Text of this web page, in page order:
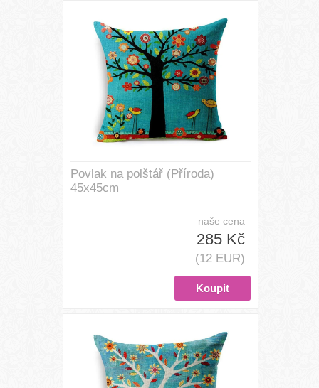
Povlak na polštář (Příroda)
45x45cm
naše cena
285 Kč
(12 EUR)